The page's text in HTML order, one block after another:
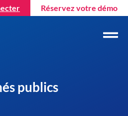
Réservez votre démo
publics